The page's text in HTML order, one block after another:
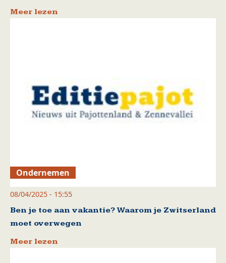
Meer lezen
Ondernemen
08/04/2025 - 15:55
Ben je toe aan vakantie? Waarom je Zwitserland
moet overwegen
Meer lezen